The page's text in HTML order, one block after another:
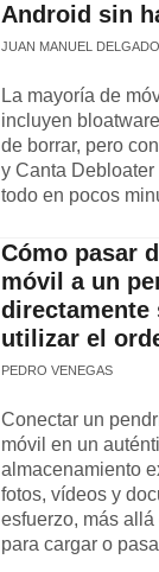
Android sin
JUAN MANUEL DELGADO
La mayoría de
incluyen
de borrar, pero
y Canta
todo en pocos
Cómo pasar
móvil a un
directamente
utilizar el
PEDRO VENEGAS
Conectar un
móvil en un
almacenamiento
fotos, vídeos y
esfuerzo, más
para cargar o